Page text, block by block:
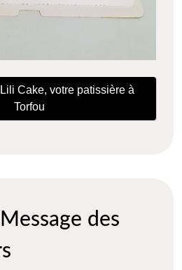
Cake, votre patissière à
Torfou
des